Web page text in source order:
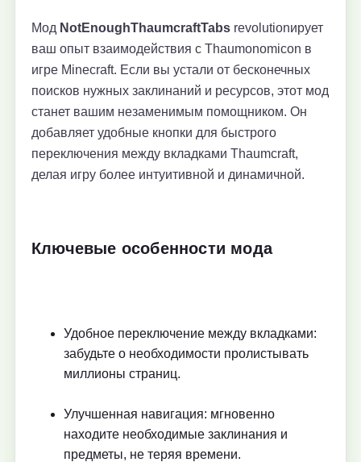
Мод NotEnoughThaumcraftTabs revolutionирует
ваш опыт взаимодействия с Thaumonomicon в
игре Minecraft. Если вы устали от бесконечных
поисков нужных заклинаний и ресурсов, этот мод
станет вашим незаменимым помощником. Он
добавляет удобные кнопки для быстрого
переключения между вкладками Thaumcraft,
делая игру более интуитивной и динамичной.
Ключевые особенности мода
Удобное переключение между вкладками:
забудьте о необходимости пролистывать
миллионы страниц.
Улучшенная навигация: мгновенно
находите необходимые заклинания и
предметы, не теряя времени.